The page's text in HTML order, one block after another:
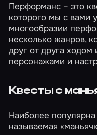
Перформанс – это
которого мы с вами
многообразии
несколько жанров,
друг от друга
персонажами и
Квесты с
Наиболее
называемая